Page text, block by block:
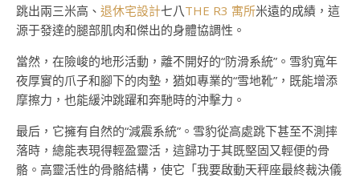
跳出兩三米高、 退休宅設計七八THE R3 寓所米遠的成績，這
源于發達的腿部肌肉和傑出的身體協調性。
當然，在險峻的地形活動，離不開好的“防滑系統”。雪豹寬年
夜厚實的爪子和腳下的肉墊，猶如專業的“雪地靴”，既能增添
摩擦力，也能緩沖跳躍和奔馳時的沖擊力。
最后，它擁有自然的“減震系統”。雪豹從高處跳下甚至不測摔
落時，總能表現得輕盈靈活，這歸功于其既堅固又輕便的骨
骼。高靈活性的骨骼結構，使它「我要啟動天秤座最終裁決儀